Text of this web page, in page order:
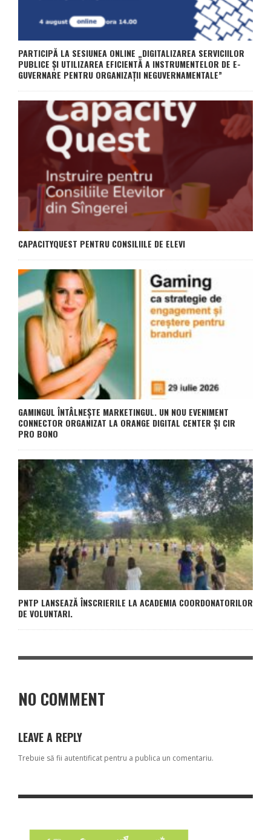
PARTICIPĂ LA SESIUNEA ONLINE „DIGITALIZAREA SERVICIILOR
PUBLICE ȘI UTILIZAREA EFICIENTĂ A INSTRUMENTELOR DE E-
GUVERNARE PENTRU ORGANIZAȚII NEGUVERNAMENTALE”
CAPACITYQUEST PENTRU CONSILIILE DE ELEVI
GAMINGUL ÎNTÂLNEȘTE MARKETINGUL. UN NOU EVENIMENT
CONNECTOR ORGANIZAT LA ORANGE DIGITAL CENTER ȘI CIR
PRO BONO
PNTP LANSEAZĂ ÎNSCRIERILE LA ACADEMIA COORDONATORILOR
DE VOLUNTARI.
NO COMMENT
LEAVE A REPLY
Trebuie să fii autentificat pentru a publica un comentariu.